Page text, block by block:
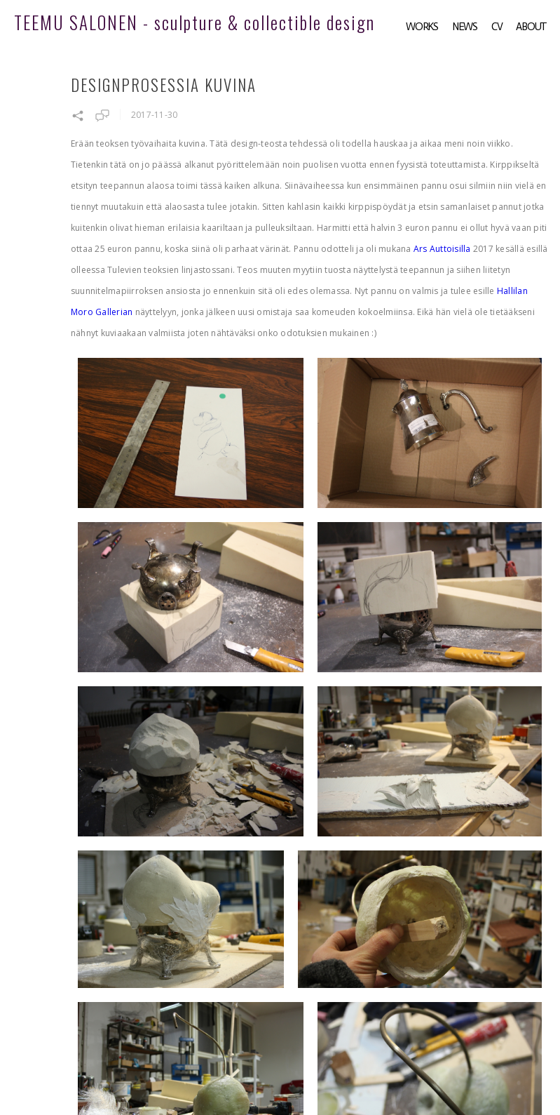
TEEMU SALONEN - sculpture & collectible design WORKS NEWS CV ABOUT
DESIGNPROSESSIA KUVINA
2017-11-30
Erään teoksen työvaihaita kuvina. Tätä design-teosta tehdessä oli todella hauskaa ja aikaa meni noin viikko.
Tietenkin tätä on jo päässä alkanut pyörittelemään noin puolisen vuotta ennen fyysistä toteuttamista. Kirppikseltä
etsityn teepannun alaosa toimi tässä kaiken alkuna. Siinävaiheessa kun ensimmäinen pannu osui silmiin niin vielä en
tiennyt muutakuin että alaosasta tulee jotakin. Sitten kahlasin kaikki kirppispöydät ja etsin samanlaiset pannut jotka
kuitenkin olivat hieman erilaisia kaariltaan ja pulleuksiltaan. Harmitti että halvin 3 euron pannu ei ollut hyvä vaan piti
ottaa 25 euron pannu, koska siinä oli parhaat värinät. Pannu odotteli ja oli mukana Ars Auttoisilla 2017 kesällä esillä
olleessa Tulevien teoksien linjastossani. Teos muuten myytiin tuosta näyttelystä teepannun ja siihen liitetyn
suunnitelmapiirroksen ansiosta jo ennenkuin sitä oli edes olemassa. Nyt pannu on valmis ja tulee esille Hallilan
Moro Gallerian näyttelyyn, jonka jälkeen uusi omistaja saa komeuden kokoelmiinsa. Eikä hän vielä ole tietääkseni
nähnyt kuviaakaan valmiista joten nähtäväksi onko odotuksien mukainen :)